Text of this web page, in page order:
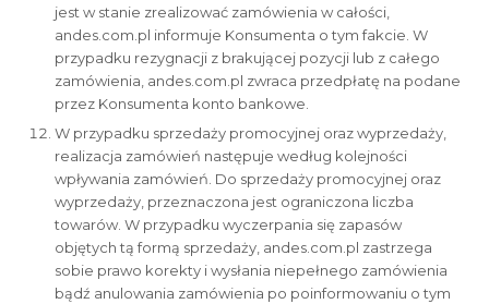
jest w stanie zrealizować zamówienia w całości,
andes.com.pl informuje Konsumenta o tym fakcie. W
przypadku rezygnacji z brakującej pozycji lub z całego
zamówienia, andes.com.pl zwraca przedpłatę na podane
przez Konsumenta konto bankowe.
W przypadku sprzedaży promocyjnej oraz wyprzedaży,
realizacja zamówień następuje według kolejności
wpływania zamówień. Do sprzedaży promocyjnej oraz
wyprzedaży, przeznaczona jest ograniczona liczba
towarów. W przypadku wyczerpania się zapasów
objętych tą formą sprzedaży, andes.com.pl zastrzega
sobie prawo korekty i wysłania niepełnego zamówienia
bądź anulowania zamówienia po poinformowaniu o tym